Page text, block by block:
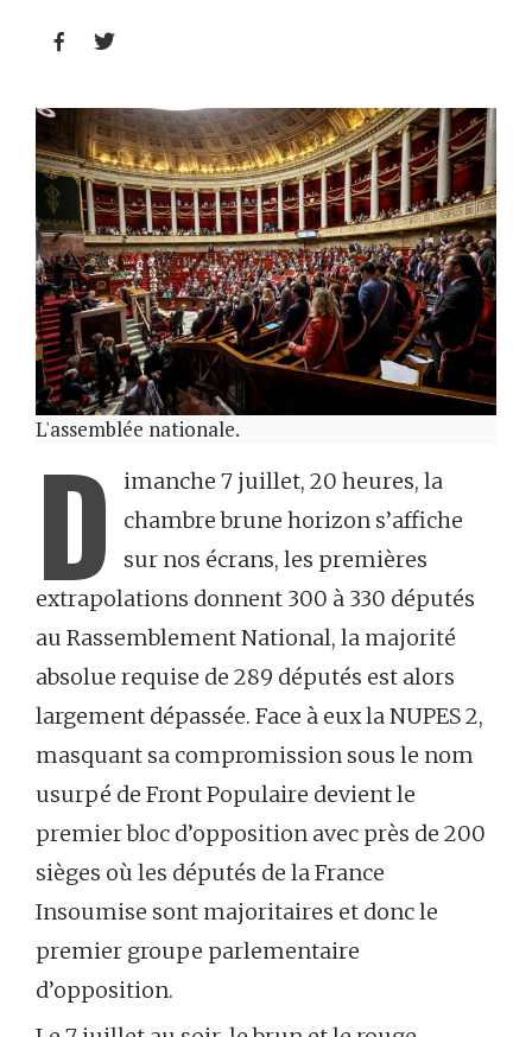
 
L'assemblée nationale.
D
imanche 7 juillet, 20 heures, la
chambre brune horizon s’affiche
sur nos écrans, les premières
extrapolations donnent 300 à 330 députés
au Rassemblement National, la majorité
absolue requise de 289 députés est alors
largement dépassée. Face à eux la NUPES 2,
masquant sa compromission sous le nom
usurpé de Front Populaire devient le
premier bloc d’opposition avec près de 200
sièges où les députés de la France
Insoumise sont majoritaires et donc le
premier groupe parlementaire
d’opposition.